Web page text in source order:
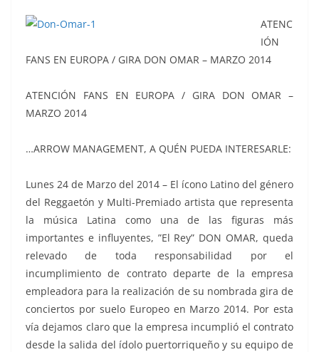
ATENC
IÓN
FANS EN EUROPA / GIRA DON OMAR – MARZO 2014
ATENCIÓN FANS EN EUROPA / GIRA DON OMAR –
MARZO 2014
…ARROW MANAGEMENT, A QUÉN PUEDA INTERESARLE:
Lunes 24 de Marzo del 2014 – El ícono Latino del género
del Reggaetón y Multi-Premiado artista que representa
la música Latina como una de las figuras más
importantes e influyentes, ”El Rey” DON OMAR, queda
relevado de toda responsabilidad por el
incumplimiento de contrato departe de la empresa
empleadora para la realización de su nombrada gira de
conciertos por suelo Europeo en Marzo 2014. Por esta
vía dejamos claro que la empresa incumplió el contrato
desde la salida del ídolo puertorriqueño y su equipo de